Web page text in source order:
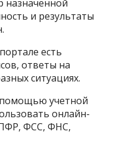
назначенной
и результаты
есть
ответы на
ситуациях.
помощью учетной
онлайн-
ФСС, ФНС,